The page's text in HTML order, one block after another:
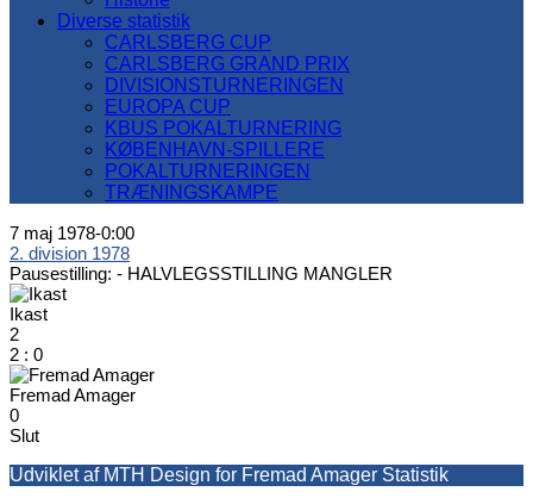
Diverse statistik
CARLSBERG CUP
CARLSBERG GRAND PRIX
DIVISIONSTURNERINGEN
EUROPA CUP
KBUS POKALTURNERING
KØBENHAVN-SPILLERE
POKALTURNERINGEN
TRÆNINGSKAMPE
7 maj 1978-0:00
2. division 1978
Pausestilling: - HALVLEGSSTILLING MANGLER
Ikast
2
2 : 0
Fremad Amager
0
Slut
Udviklet af MTH Design for Fremad Amager Statistik